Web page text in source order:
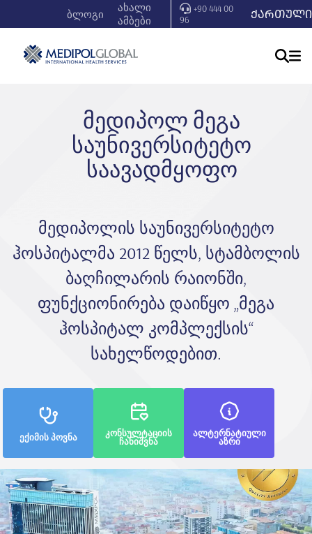
ბლოგი
ახალი
ამბები
+90 444 00
96
ᲥᲐᲠᲗᲣᲚᲘ
მედიპოლ მეგა
საუნივერსიტეტო
საავადმყოფო
მედიპოლის საუნივერსიტეტო
ჰოსპიტალმა 2012 წელს, სტამბოლის
ბაღჩილარის რაიონში,
ფუნქციონირება დაიწყო „მეგა
ჰოსპიტალ კომპლექსის“
სახელწოდებით.
ექიმის პოვნა კონსულტაციის
ჩანიშვნა
ალტერნატიული
აზრი